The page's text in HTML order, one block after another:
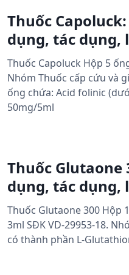
Thuốc
dụng, tác dụng,
Thuốc Capoluck Hộp 5
Nhóm Thuốc cấp cứu và
ống chứa: Acid folinic
50mg/5ml
Thuốc Glutaone
dụng, tác dụng,
Thuốc Glutaone 300 Hộp
3ml SĐK VD-29953-18.
có thành phần L-